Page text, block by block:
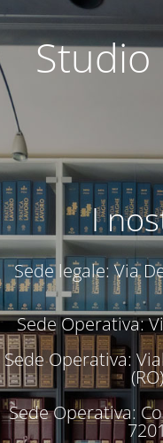
I
Sede legale: Via
Sede Operativa:
Sede Operativa:
Sede Operativa: